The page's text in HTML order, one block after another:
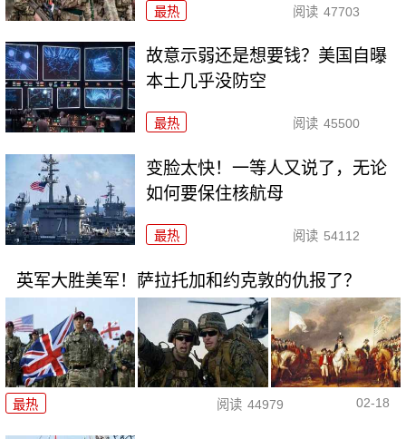
最热 阅读 47703
故意示弱还是想要钱？美国自曝
本土几乎没防空
最热 阅读 45500
变脸太快！一等人又说了，无论
如何要保住核航母
最热 阅读 54112
英军大胜美军！萨拉托加和约克敦的仇报了？
最热 阅读 44979 02-18